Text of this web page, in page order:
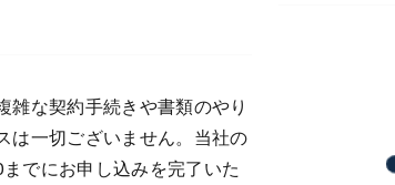
な契約手続きや書類のやり
は一切ございません。当社の
でにお申し込みを完了いた